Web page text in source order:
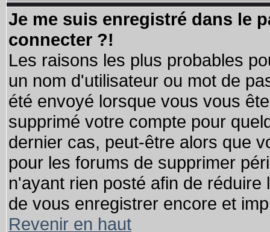
Je me suis enregistré dans le
connecter ?!
Les raisons les plus probables
un nom d'utilisateur ou mot de
été envoyé lorsque vous vous
supprimé votre compte pour
dernier cas, peut-être alors que
pour les forums de supprimer
n'ayant rien posté afin de
de vous enregistrer encore et
Revenir en haut